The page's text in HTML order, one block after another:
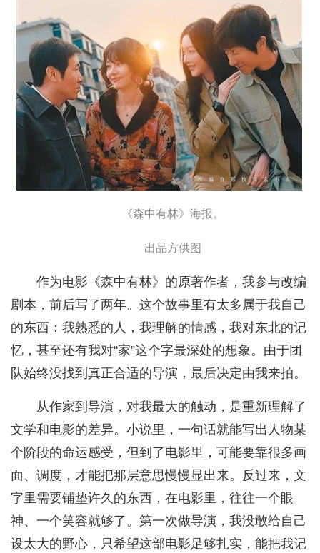
《森中有林》海报。
出品方供图
作为电影《森中有林》的原著作者，我参与改编
剧本，前后写了两年。这个故事里有太多属于我自己
的东西：我熟悉的人，我理解的情感，我对东北的记
忆，甚至还有我对“家”这个字最深处的想象。由于团
队始终没找到真正合适的导演，最后决定由我来拍。
从作家到导演，对我最大的触动，是重新理解了
文学和电影的差异。小说里，一句话就能写出人物某
个阶段的命运感受，但到了电影里，可能要靠很多画
面、调度，才能把那层意思慢慢显出来。反过来，文
字里需要铺垫许久的东西，在电影里，往往一个眼
神、一个笑容就够了。第一次做导演，我没敢给自己
设太大的野心，只希望这部电影足够扎实，能把我记